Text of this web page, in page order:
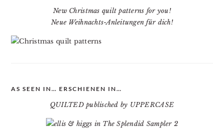
New Christmas quilt patterns for you!
Neue Weihnachts-Anleitungen für dich!
AS SEEN IN… ERSCHIENEN IN…
QUILTED publisched by UPPERCASE